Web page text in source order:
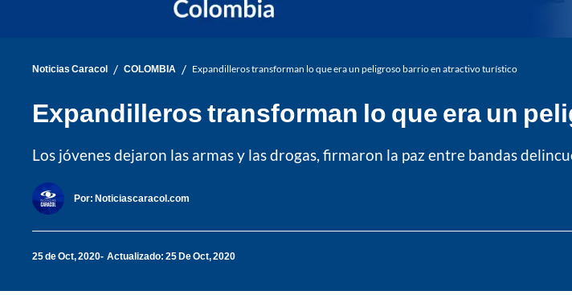
Noticias Caracol / COLOMBIA / Expandilleros transforman lo que era un peligroso barrio en atractivo turístico
Expandilleros transforman lo que era un
Los jóvenes dejaron las armas y las drogas, firmaron la paz entre bandas
Por: Noticiascaracol.com
25 de Oct, 2020 Actualizado: 25 De Oct, 2020